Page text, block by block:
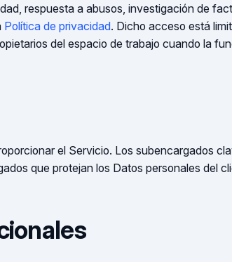
respuesta a abusos, investigación de
Política de privacidad. Dicho acceso está
del espacio de trabajo cuando la
el Servicio. Los subencargados
que protejan los Datos personales del